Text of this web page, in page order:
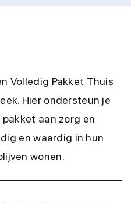
Volledig Pakket Thuis
Hier ondersteun je
aan zorg en
en waardig in hun
wonen.